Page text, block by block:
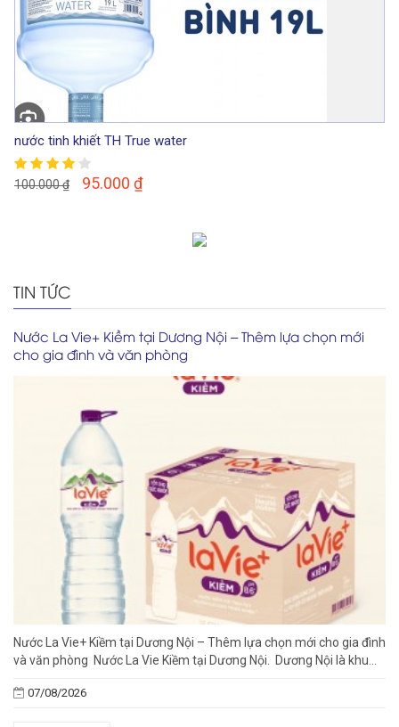
nước tinh khiết TH True water
100.000₫ 95.000 ₫
TIN TỨC
Nước La Vie+ Kiềm tại Dương Nội – Thêm lựa chọn mới
cho gia đình và văn phòng
Nước La Vie+ Kiềm tại Dương Nội – Thêm lựa chọn mới cho gia đình
và văn phòng Nước La Vie Kiềm tại Dương Nội. Dương Nội là khu...
07/08/2026